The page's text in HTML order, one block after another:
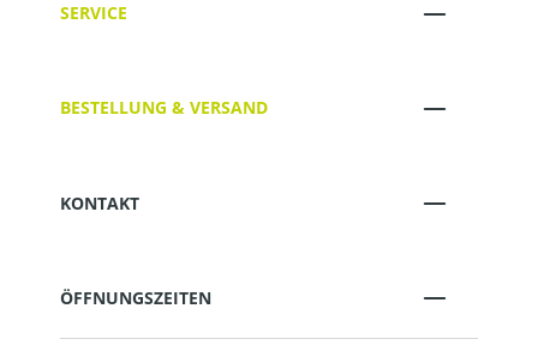
SERVICE
BESTELLUNG & VERSAND
KONTAKT
ÖFFNUNGSZEITEN